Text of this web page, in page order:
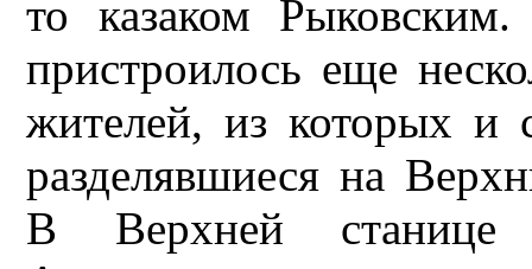
то казаком
пристроилось еще
жителей, из которых и
разделявшиеся на
В Верхней станице